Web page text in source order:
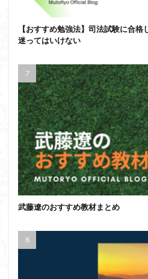
【おすすめ勉強法】司法試験に合
迷ってはいけない
武藤遼のおすすめ教材まとめ